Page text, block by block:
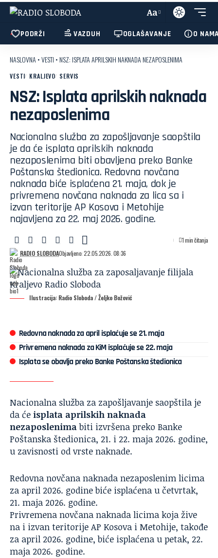
Aa
PODRŽI VAZDUH OGLAŠAVANJE O
NASLOVNA •VESTI •NSZ: ISPLATA APRILSKIH NAKNADA NEZAPOSLENIMA
VESTI KRALJEVO SERVIS
NSZ: Isplata aprilskih naknada
nezaposlenima
Nacionalna služba za zapošljavanje saopštila
je da će isplata aprilskih naknada
nezaposlenima biti obavljena preko Banke
Poštanska štedionica. Redovna novčana
naknada biće isplaćena 21. maja, dok je
privremena novčana naknada za lica sa i
izvan teritorije AP Kosova i Metohije
najavljena za 22. maj 2026. godine.
RADIO SLOBODAObjavljeno: 22.05.2026. 08:36
1 min čitanja
Ilustracija: Radio Sloboda / Željko Božović
Redovna naknada za april isplaćuje se 21. maja
Privremena naknada za KiM isplaćuje se 22. maja
Isplata se obavlja preko Banke Poštanska štedionica
Nacionalna služba za zapošljavanje saopštila je
da će isplata aprilskih naknada
nezaposlenimabiti izvršena preko Banke
Poštanska štedionica, 21. i 22. maja 2026. godine,
u zavisnosti od vrste naknade.
Redovna novčana naknada nezaposlenim licima
za april 2026. godine biće isplaćena u četvrtak,
21. maja 2026. godine.
Privremena novčana naknada licima koja žive
na i izvan teritorije AP Kosova i Metohije, takođe
za april 2026. godine, biće isplaćena u petak, 22.
maja 2026. godine.